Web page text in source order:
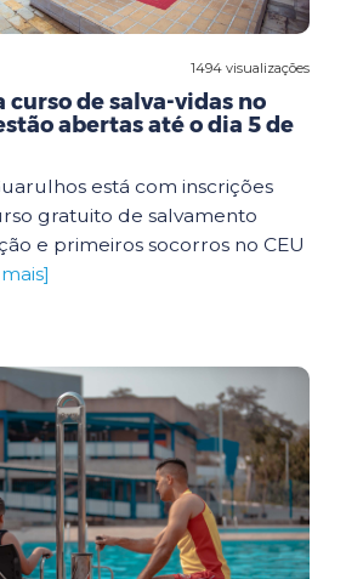
1494 visualizações
curso de salva-vidas no
abertas até o dia 5 de
está com inscrições
gratuito de salvamento
e primeiros socorros no CEU